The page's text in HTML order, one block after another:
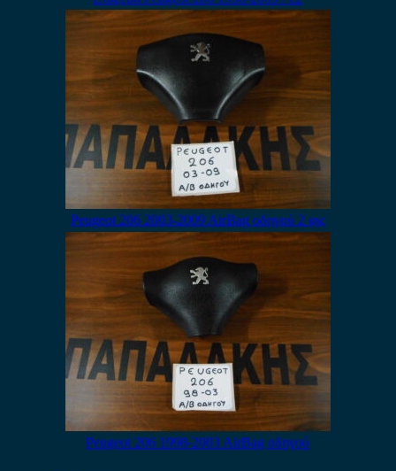
Peugeot 206 2003-2009 AirBag οδηγού 2 φις
Peugeot 206 1998-2003 AirBag οδηγού